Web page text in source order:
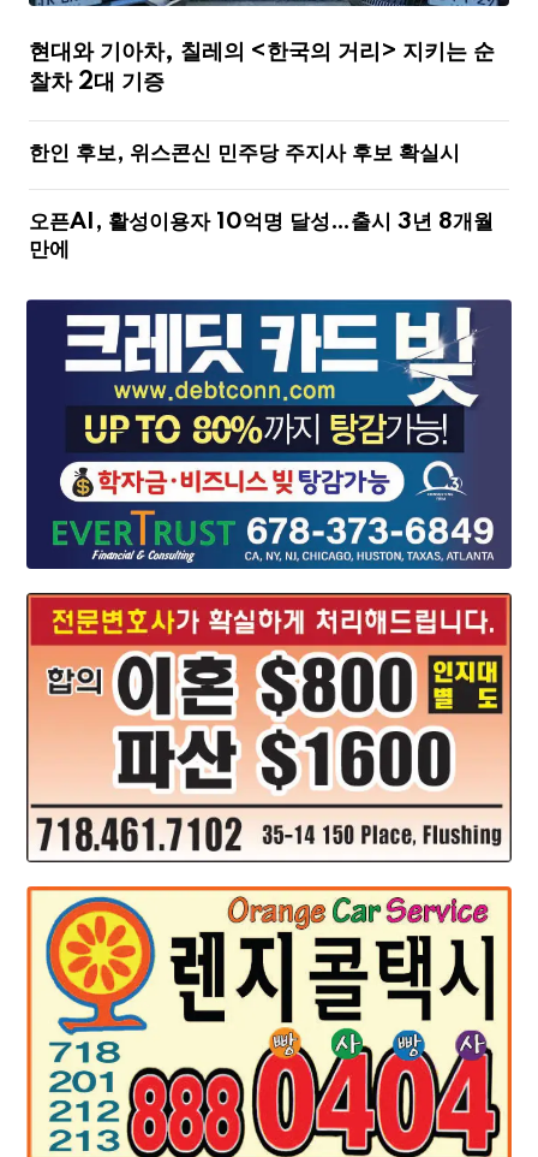
현대와 기아차, 칠레의 <한국의 거리> 지키는 순
찰차 2대 기증
한인 후보, 위스콘신 민주당 주지사 후보 확실시
오픈AI, 활성이용자 10억명 달성…출시 3년 8개월
만에